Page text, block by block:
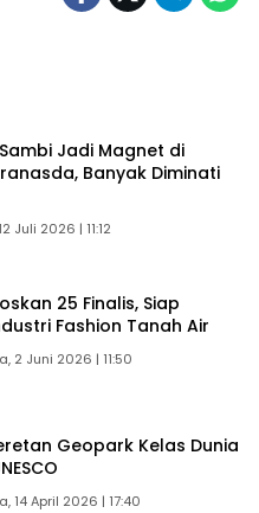
Jadi Magnet di
Banyak Diminati
Juli 2026 | 11:12
25 Finalis, Siap
Fashion Tanah Air
2 Juni 2026 | 11:50
Geopark Kelas Dunia
14 April 2026 | 17:40